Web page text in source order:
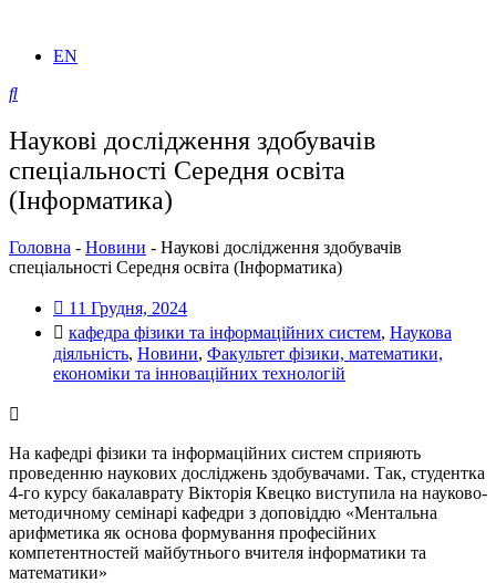
EN
Наукові дослідження здобувачів
спеціальності Середня освіта
(Інформатика)
Головна - Новини - Наукові дослідження здобувачів
спеціальності Середня освіта (Інформатика)
11 Грудня, 2024
кафедра фізики та інформаційних систем, Наукова
діяльність, Новини, Факультет фізики, математики,
економіки та інноваційних технологій
На кафедрі фізики та інформаційних систем сприяють
проведенню наукових досліджень здобувачами. Так, студентка
4-го курсу бакалаврату Вікторія Квецко виступила на науково-
методичному семінарі кафедри з доповіддю «Ментальна
арифметика як основа формування професійних
компетентностей майбутнього вчителя інформатики та
математики»